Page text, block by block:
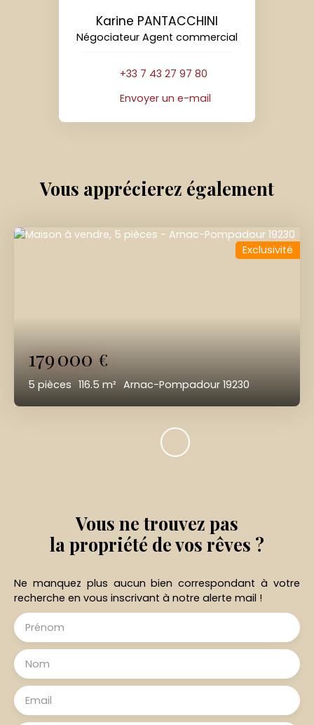
Karine PANTACCHINI
Négociateur Agent commercial
+33 7 43 27 97 80
Envoyer un e-mail
Vous apprécierez également
179 000€
5 pièces 116.5 m² Arnac-Pompadour 19230
Exclusivité
Vous ne trouvez pas
la propriété de vos rêves ?
Ne manquez plus aucun bien correspondant à votre
recherche en vous inscrivant à notre alerte mail !
Prénom
Nom
Email